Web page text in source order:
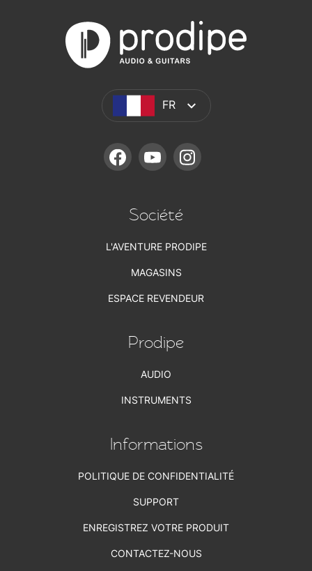
FR
FACEBOOKYOUTUBE
Société
L'AVENTURE PRODIPE
MAGASINS
ESPACE REVENDEUR
Prodipe
AUDIO
INSTRUMENTS
Informations
POLITIQUE DE CONFIDENTIALITÉ
SUPPORT
ENREGISTREZ VOTRE PRODUIT
CONTACTEZ-NOUS